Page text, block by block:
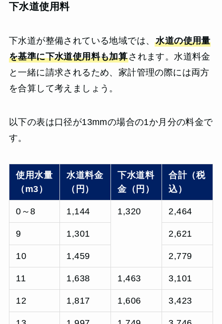
下水道使用料
下水道が整備されている地域では、水道の使用量
を基準に下水道使用料も加算されます。水道料金
と一緒に請求されるため、家計管理の際には両方
を合算して考えましょう。
以下の表は口径が13mmの場合の1か月分の料金で
す。
使用水量
（m3）
水道料金
（円）
下水道料
金（円）
合計（税
込）
0～8 1,144 1,320 2,464
9 1,301 2,621
10 1,459 2,779
11 1,638 1,463 3,101
12 1,817 1,606 3,423